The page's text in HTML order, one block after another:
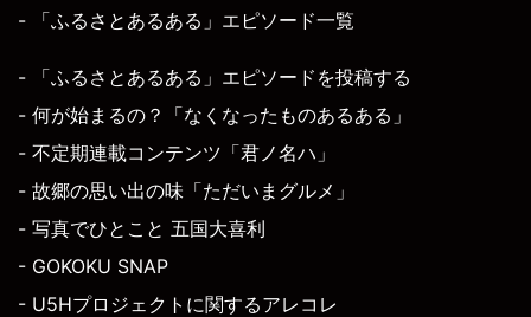
- 「ふるさとあるある」エピソード一覧
- 「ふるさとあるある」エピソードを投稿する
- 何が始まるの？「なくなったものあるある」
- 不定期連載コンテンツ「君ノ名ハ」
- 故郷の思い出の味「ただいまグルメ」
- 写真でひとこと 五国大喜利
- GOKOKU SNAP
- U5Hプロジェクトに関するアレコレ